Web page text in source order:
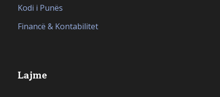
Kodi i Punës
Financë & Kontabilitet
Lajme